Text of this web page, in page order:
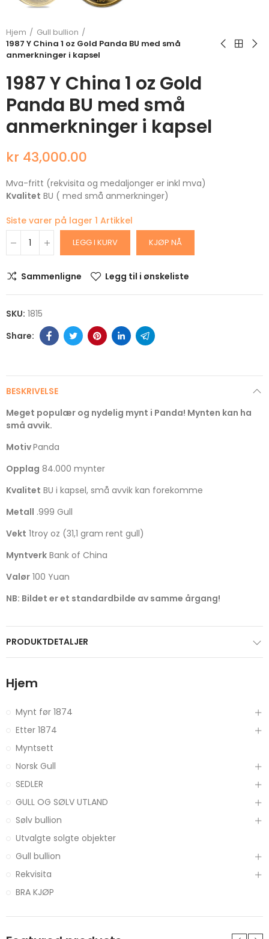
Hjem
Gull bullion
1987 Y China 1 oz Gold Panda BU med små
anmerkninger i kapsel
1987 Y China 1 oz Gold
Panda BU med små
anmerkninger i kapsel
kr 43,000.00
Mva-fritt (rekvisita og medaljonger er inkl mva)
Kvalitet BU ( med små anmerkninger)
Siste varer på lager 1 Artikkel
LEGG I KURV KJØP NÅ
Sammenligne Legg til i ønskeliste
SKU: 1815
BESKRIVELSE
Meget populær og nydelig mynt i Panda! Mynten kan ha
små avvik.
MotivPanda
Opplag 84.000 mynter
Kvalitet BU i kapsel, små avvik kan forekomme
Metall .999 Gull
Vekt 1troy oz (31,1 gram rent gull)
Myntverk Bank of China
Valør 100 Yuan
NB: Bildet er et standardbilde av samme årgang!
PRODUKTDETALJER
Hjem
Mynt før 1874
Etter 1874
Myntsett
Norsk Gull
SEDLER
GULL OG SØLV UTLAND
Sølv bullion
Utvalgte solgte objekter
Gull bullion
Rekvisita
BRA KJØP